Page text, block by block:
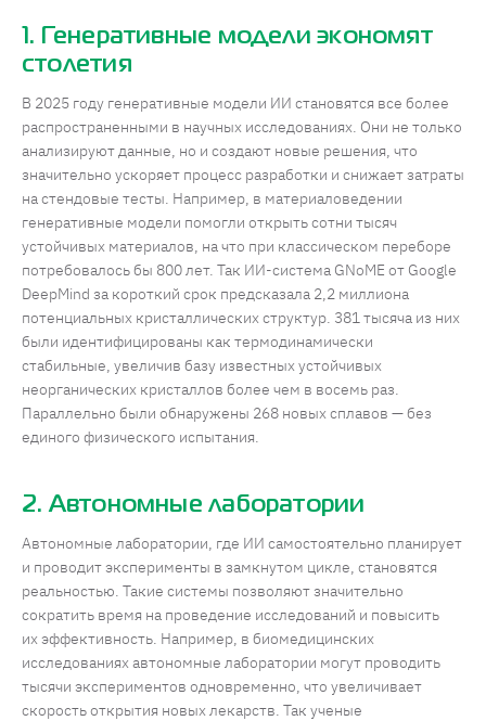
1. Генеративные модели экономят
столетия
В 2025 году генеративные модели ИИ становятся все более
распространенными в научных исследованиях. Они не только
анализируют данные, но и создают новые решения, что
значительно ускоряет процесс разработки и снижает затраты
на стендовые тесты. Например, в материаловедении
генеративные модели помогли открыть сотни тысяч
устойчивых материалов, на что при классическом переборе
потребовалось бы 800 лет. Так ИИ-система GNoME от Google
DeepMind за короткий срок предсказала 2,2 миллиона
потенциальных кристаллических структур. 381 тысяча из них
были идентифицированы как термодинамически
стабильные, увеличив базу известных устойчивых
неорганических кристаллов более чем в восемь раз.
Параллельно были обнаружены 268 новых сплавов — без
единого физического испытания.
2. Автономные лаборатории
Автономные лаборатории, где ИИ самостоятельно планирует
и проводит эксперименты в замкнутом цикле, становятся
реальностью. Такие системы позволяют значительно
сократить время на проведение исследований и повысить
их эффективность. Например, в биомедицинских
исследованиях автономные лаборатории могут проводить
тысячи экспериментов одновременно, что увеличивает
скорость открытия новых лекарств. Так ученые